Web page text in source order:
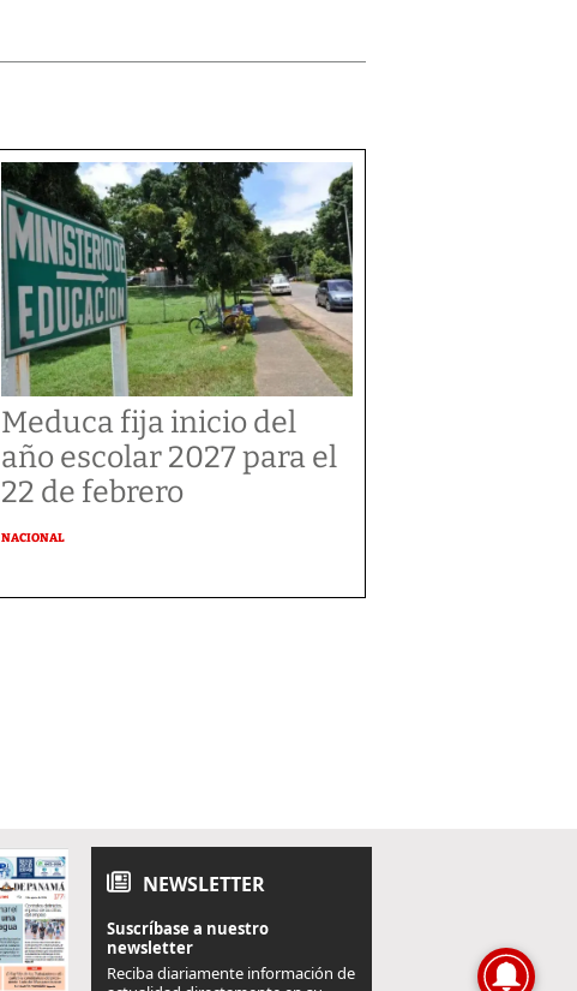
Meduca fija inicio del
año escolar 2027 para el
22 de febrero
NACIONAL
NEWSLETTER
Suscríbase a nuestro
newsletter
Reciba diariamente información de